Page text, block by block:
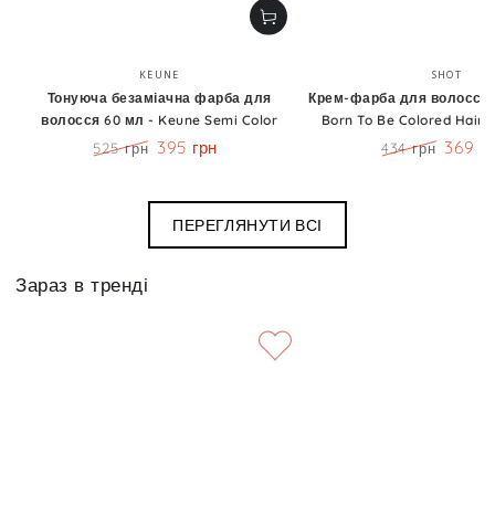
Бренд:
KEUNE
Тонуюча безаміачна фарба для
волосся 60 мл - Keune Semi Color
525 грн 395 грн
SHOT
Крем-фарба для волосся
Born To Be Colored Hair
434 грн 369
ПЕРЕГЛЯНУТИ ВСІ
Зараз в тренді